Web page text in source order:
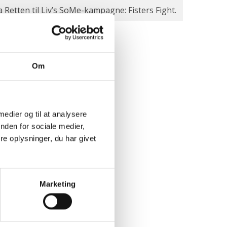
Om
og til at analysere
for sociale medier,
oplysninger, du har givet
Marketing
Retten til Liv’s SoMe-kampagne: Fisters Fight.